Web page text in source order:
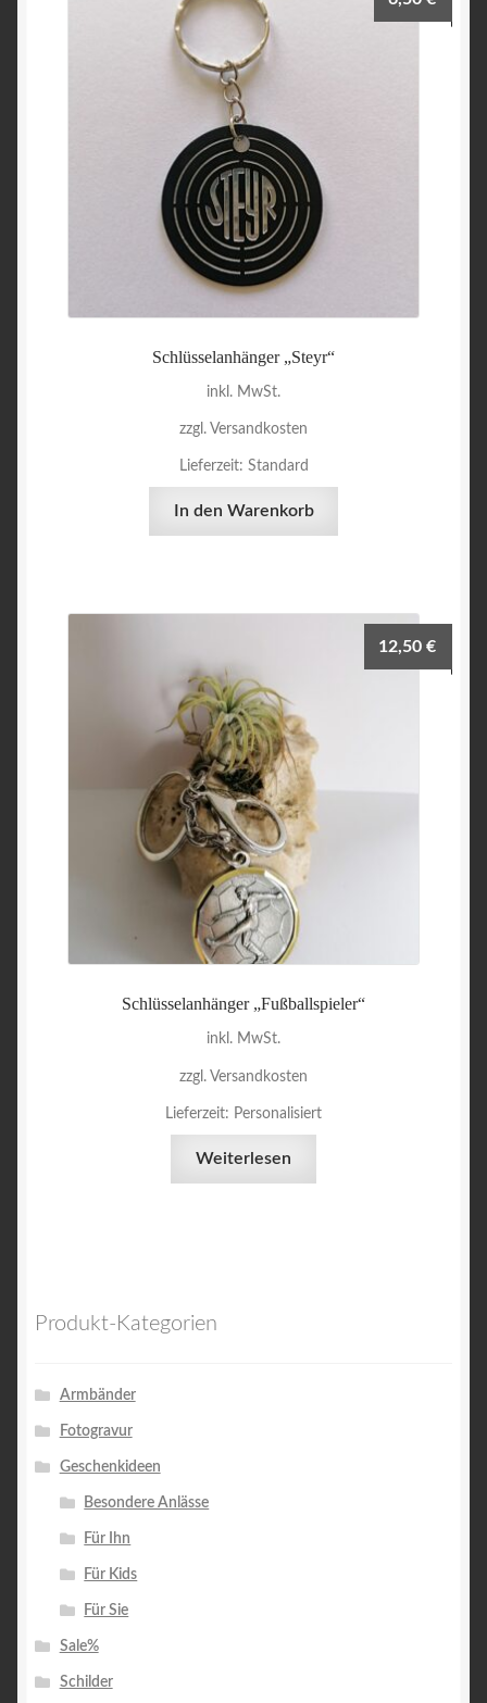
Schlüsselanhänger „Steyr“
inkl. MwSt.
zzgl. Versandkosten
Lieferzeit: Standard
In den Warenkorb
Schlüsselanhänger „Fußballspieler“
12,50€
inkl. MwSt.
zzgl. Versandkosten
Lieferzeit: Personalisiert
Weiterlesen
Produkt-Kategorien
Armbänder
Fotogravur
Geschenkideen
Besondere Anlässe
Für Ihn
Für Kids
Für Sie
Sale%
Schilder